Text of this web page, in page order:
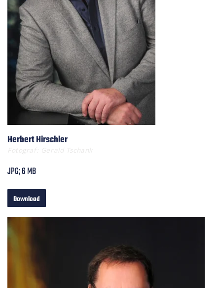
Herbert Hirschler
Fotograf: Gerald Tschank
JPG; 6 MB
Download